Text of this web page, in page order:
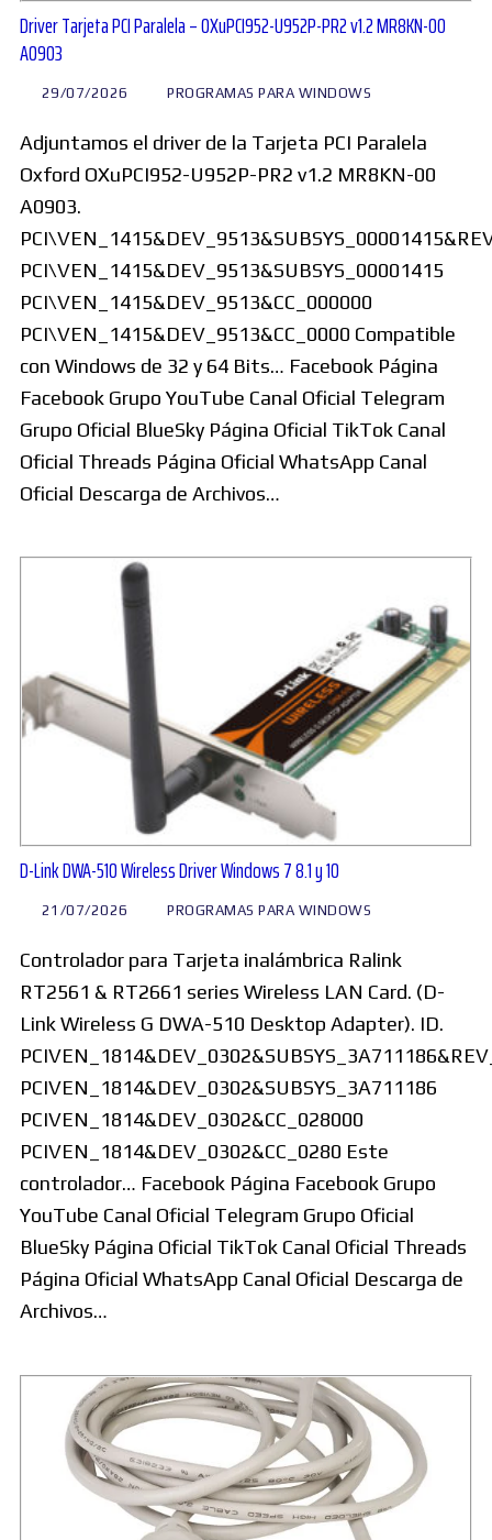
Driver Tarjeta PCI Paralela – OXuPCI952-U952P-PR2 v1.2 MR8KN-00
A0903
29/07/2026 PROGRAMAS PARA WINDOWS
Adjuntamos el driver de la Tarjeta PCI Paralela
Oxford OXuPCI952-U952P-PR2 v1.2 MR8KN-00
A0903.
PCI\VEN_1415&DEV_9513&SUBSYS_00001415
PCI\VEN_1415&DEV_9513&CC_000000
PCI\VEN_1415&DEV_9513&CC_0000 Compatible
con Windows de 32 y 64 Bits… Facebook Página
Facebook Grupo YouTube Canal Oficial Telegram
Grupo Oficial BlueSky Página Oficial TikTok Canal
Oficial Threads Página Oficial WhatsApp Canal
Oficial Descarga de Archivos…
D-Link DWA-510 Wireless Driver Windows 7 8.1 y 10
21/07/2026 PROGRAMAS PARA WINDOWS
Controlador para Tarjeta inalámbrica Ralink
RT2561 & RT2661 series Wireless LAN Card. (D-
Link Wireless G DWA-510 Desktop Adapter). ID.
PCIVEN_1814&DEV_0302&SUBSYS_3A711186
PCIVEN_1814&DEV_0302&CC_028000
PCIVEN_1814&DEV_0302&CC_0280 Este
controlador… Facebook Página Facebook Grupo
YouTube Canal Oficial Telegram Grupo Oficial
BlueSky Página Oficial TikTok Canal Oficial Threads
Página Oficial WhatsApp Canal Oficial Descarga de
Archivos…